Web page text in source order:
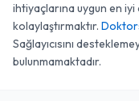
ihtiyaçlarına uygun en iyi
kolaylaştırmaktır.
Sağlayıcısını
bulunmamaktadır.